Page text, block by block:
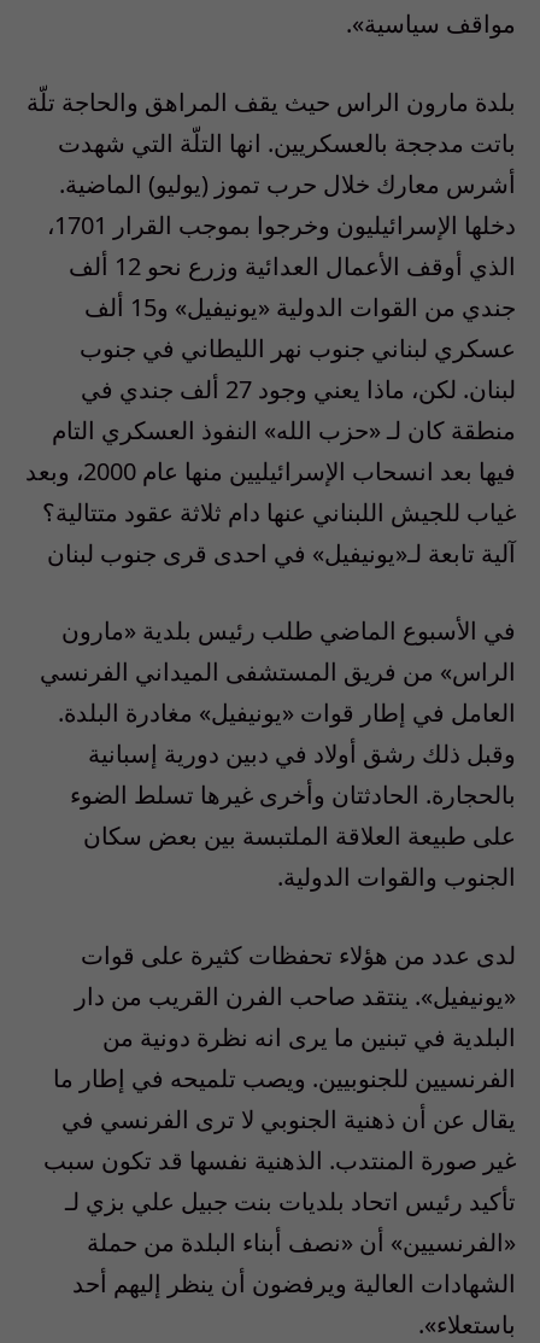
مواقف سياسية».
بلدة مارون الراس حيث يقف المراهق والحاجة تلّة
باتت مدججة بالعسكريين. انها التلّة التي شهدت
أشرس معارك خلال حرب تموز (يوليو) الماضية.
دخلها الإسرائيليون وخرجوا بموجب القرار 1701،
الذي أوقف الأعمال العدائية وزرع نحو 12 ألف
جندي من القوات الدولية «يونيفيل» و15 ألف
عسكري لبناني جنوب نهر الليطاني في جنوب
لبنان. لكن، ماذا يعني وجود 27 ألف جندي في
منطقة كان لـ «حزب الله» النفوذ العسكري التام
فيها بعد انسحاب الإسرائيليين منها عام 2000، وبعد
غياب للجيش اللبناني عنها دام ثلاثة عقود متتالية؟
آلية تابعة لـ«يونيفيل» في احدى قرى جنوب لبنان
في الأسبوع الماضي طلب رئيس بلدية «مارون
الراس» من فريق المستشفى الميداني الفرنسي
العامل في إطار قوات «يونيفيل» مغادرة البلدة.
وقبل ذلك رشق أولاد في دبين دورية إسبانية
بالحجارة. الحادثتان وأخرى غيرها تسلط الضوء
على طبيعة العلاقة الملتبسة بين بعض سكان
الجنوب والقوات الدولية.
لدى عدد من هؤلاء تحفظات كثيرة على قوات
«يونيفيل». ينتقد صاحب الفرن القريب من دار
البلدية في تبنين ما يرى انه نظرة دونية من
الفرنسيين للجنوبيين. ويصب تلميحه في إطار ما
يقال عن أن ذهنية الجنوبي لا ترى الفرنسي في
غير صورة المنتدب. الذهنية نفسها قد تكون سبب
تأكيد رئيس اتحاد بلديات بنت جبيل علي بزي لـ
«الفرنسيين» أن «نصف أبناء البلدة من حملة
الشهادات العالية ويرفضون أن ينظر إليهم أحد
باستعلاء».